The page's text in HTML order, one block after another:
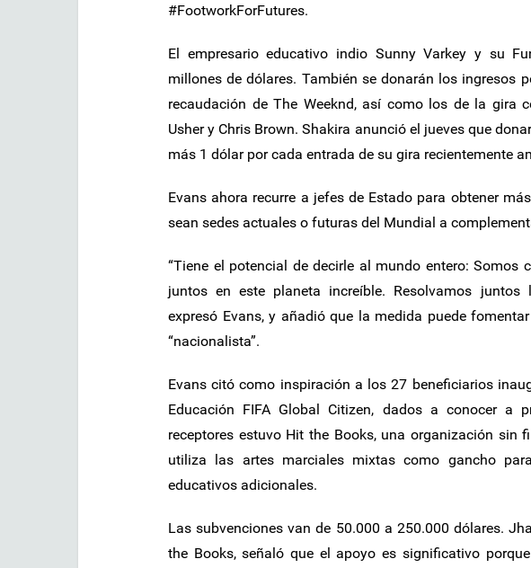
#FootworkForFutures.
El empresario educativo indio Sunny Varkey y su
millones de dólares. También se donarán los ingresos
recaudación de The Weeknd, así como los de la gira
Usher y Chris Brown. Shakira anunció el jueves que
más 1 dólar por cada entrada de su gira recientemente
Evans ahora recurre a jefes de Estado para obtener
sean sedes actuales o futuras del Mundial a
“Tiene el potencial de decirle al mundo entero:
juntos en este planeta increíble. Resolvamos juntos
expresó Evans, y añadió que la medida puede
“nacionalista”.
Evans citó como inspiración a los 27 beneficiarios
Educación FIFA Global Citizen, dados a conocer a
receptores estuvo Hit the Books, una organización sin
utiliza las artes marciales mixtas como gancho
educativos adicionales.
Las subvenciones van de 50.000 a 250.000 dólares.
the Books, señaló que el apoyo es significativo